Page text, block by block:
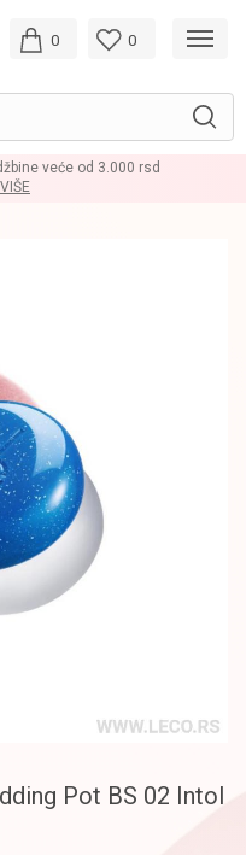
0 0
veće od 3.000 rsd
Pot BS 02 Intol